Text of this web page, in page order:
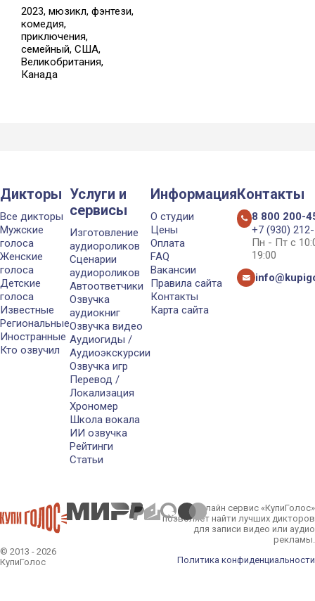
2023, мюзикл, фэнтези,
комедия,
приключения,
семейный, США,
Великобритания,
Канада
Дикторы
Все дикторы
Мужские
голоса
Женские
голоса
Детские
голоса
Известные
Региональные
Иностранные
Кто озвучил
Услуги и
сервисы
Изготовление
аудиороликов
Сценарии
аудиороликов
Автоответчики
Озвучка
аудиокниг
Озвучка видео
Аудиогиды /
Аудиоэкскурсии
Озвучка игр
Перевод /
Локализация
Хрономер
Школа вокала
ИИ озвучка
Рейтинги
Статьи
Информация
О студии
Цены
Оплата
FAQ
Вакансии
Правила сайта
Контакты
Карта сайта
Контакты
8 800 200-
+7 (930)
Пн - Пт с
19:00
© 2013 - 2026
КупиГолос
Онлайн сервис «КупиГолос»
позволяет найти лучших дикторов
для записи видео или аудио
рекламы.
Политика конфиденциальности